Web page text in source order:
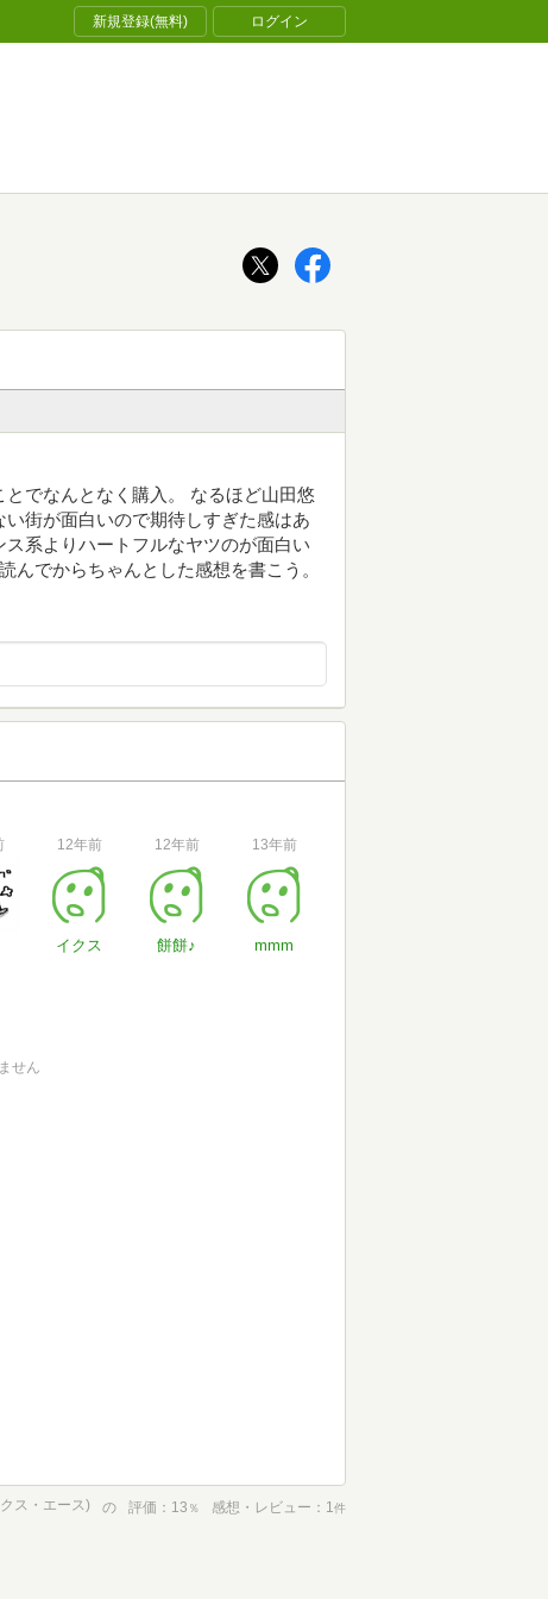
新規登録(無料) ログイン
でなんとなく購入。 なるほど山田悠
街が面白いので期待しすぎた感はあ
系よりハートフルなヤツのが面白い
んでからちゃんとした感想を書こう。
12年前
イクス
12年前
餅餅♪
13年前
mmm
せん
ス・エース) の 評価 13 ％ 感想・レビュー 1件